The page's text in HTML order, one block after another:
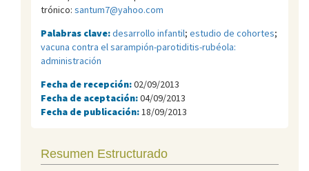
trónico: santum7@yahoo.com
Palabras clave:desarrollo infantil; estudio de cohortes;
vacuna contra el sarampión-parotiditis-rubéola:
administración
Fecha de recepción:02/09/2013
Fecha de aceptación:04/09/2013
Fecha de publicación: 18/09/2013
Resumen Estructurado